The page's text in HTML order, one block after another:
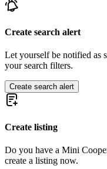
Create search alert
Let yourself be notified as
your search filters.
Create search alert
Create listing
Do you have a Mini
create a listing now.